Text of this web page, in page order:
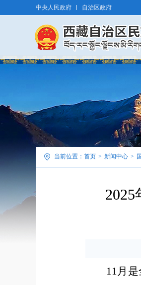
中央人民政府 自治区政府
当前位置： 首页 > 新闻中心 >
11月